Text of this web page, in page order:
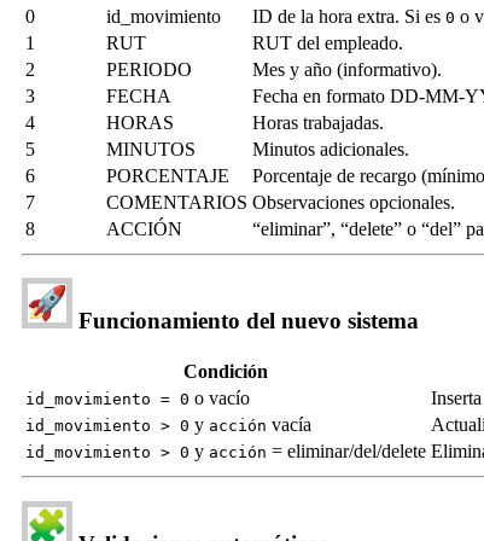
0 id_movimiento ID de la hora extra. Si es 0 o
1
RUT RUT del empleado.
2
PERIODO Mes y año (informativo).
3
FECHA Fecha en formato DD-MM-
4
HORAS Horas trabajadas.
5
MINUTOS Minutos adicionales.
6
PORCENTAJE Porcentaje de recargo
7
COMENTARIOS Observaciones opcionales.
8
ACCIÓN “eliminar”, “delete” o “del”
Funcionamiento del nuevo sistema
Condición
id_movimiento = 0 o vacío
id_movimiento > 0 y acción vacía
id_movimiento > 0 y acción = eliminar/del/delete